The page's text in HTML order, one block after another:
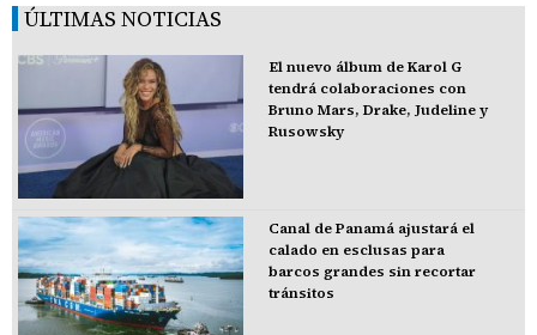
ÚLTIMAS NOTICIAS
El nuevo álbum de Karol G
tendrá colaboraciones con
Bruno Mars, Drake, Judeline y
Rusowsky
Canal de Panamá ajustará el
calado en esclusas para
barcos grandes sin recortar
tránsitos